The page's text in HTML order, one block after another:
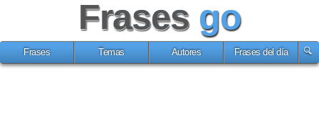
Frases go
Frases Temas Autores Frases del día